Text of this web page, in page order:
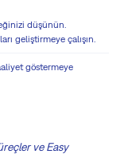
düşünün.
geliştirmeye çalışın.
göstermeye
ve Easy